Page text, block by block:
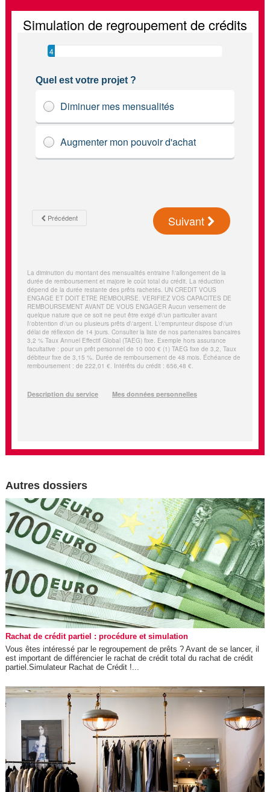
Autres dossiers
Rachat de crédit partiel : procédure et simulation
Vous êtes intéressé par le regroupement de prêts ? Avant de se lancer, il
est important de différencier le rachat de crédit total du rachat de crédit
partiel.Simulateur Rachat de Crédit !...